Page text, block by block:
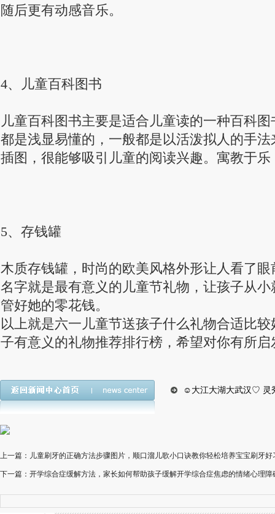
随后更有动感音乐。
4、儿童百科图书
儿童百科图书主要是适合儿童读的一种百科
都是浅显易懂的，一般都是以活泼拟人的手
插图，很能够吸引儿童的阅读兴趣。寓教于
5、存钱罐
木质存钱罐，时尚的欧美风格外形让人看了
名字就是最有意义的儿童节礼物，让孩子从
管好她的零花钱。
以上就是六一儿童节送孩子什么礼物合适比
子有意义的礼物推荐排行榜，希望对你有所启
☺大江大湖大武汉♡ 灵
上一篇：儿童刷牙的正确方法步骤图片，顺口溜儿歌小口诀教你轻松培养宝宝刷牙好
下一篇：开学综合症缓解方法，家长如何帮助孩子缓解开学综合症焦虑的情绪心理障